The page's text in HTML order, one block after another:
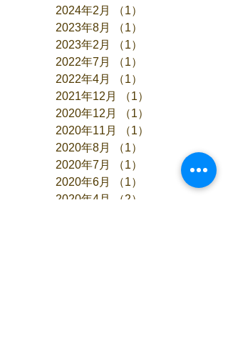
2024年2月
（1）
2023年8月
（1）
2023年2月
（1）
2022年7月
（1）
2022年4月
（1）
2021年12月
（1）
2020年12月
（1）
2020年11月
（1）
2020年8月
（1）
2020年7月
（1）
1件の記事
2020年6月
（1）
1件の記事
2020年4月
（2）